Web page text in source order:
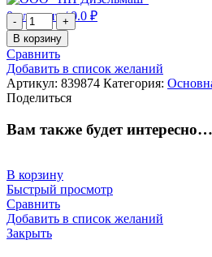
0элемент / 0.0 ₽
Количество
товара
Кнопка
КЕ
011
исп
1
В корзину
Сравнить
Добавить в список желаний
Артикул: 839874 Категория:
Поделиться
Вам также будет интересно…
В корзину
Быстрый просмотр
Сравнить
Добавить в список желаний
Закрыть